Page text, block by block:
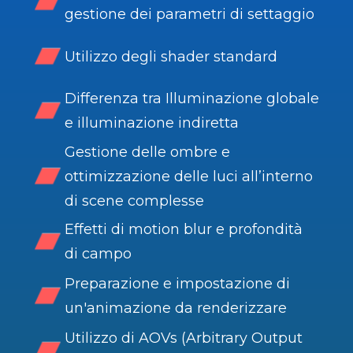
gestione dei parametri di settaggio
Utilizzo degli shader standard
Differenza tra Illuminazione globale
e illuminazione indiretta
Gestione delle ombre e
ottimizzazione delle luci all’interno
di scene complesse
Effetti di motion blur e profondità
di campo
Preparazione e impostazione di
un'animazione da renderizzare
Utilizzo di AOVs (Arbitrary Output